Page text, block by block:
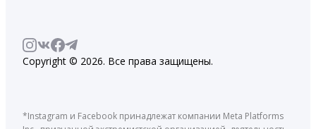
Copyright © 2026. Все права защищены.
*Instagram и Facebook принадлежат компании Meta Platforms